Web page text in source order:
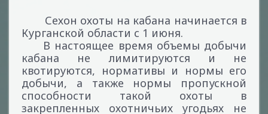
Сехон охоты на кабана начинается в
Курганской области с 1 июня.
В настоящее время объемы добычи
кабана не лимитируются и не
квотируются, нормативы и нормы его
добычи, а также нормы пропускной
способности такой охоты в
закрепленных охотничьих угодьях не